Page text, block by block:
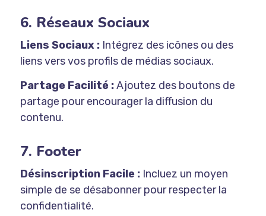
6. Réseaux Sociaux
Liens Sociaux :Intégrez des icônes ou des
liens vers vos profils de médias sociaux.
Partage Facilité :Ajoutez des boutons de
partage pour encourager la diffusion du
contenu.
7. Footer
Désinscription Facile :Incluez un moyen
simple de se désabonner pour respecter la
confidentialité.